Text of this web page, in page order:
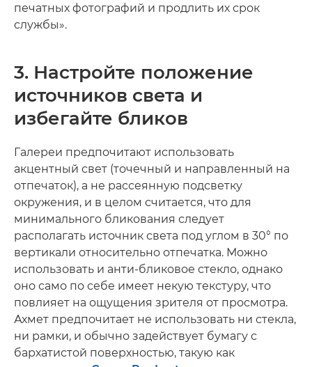
печатных фотографий и продлить их срок
службы».
3. Настройте положение
источников света и
избегайте бликов
Галереи предпочитают использовать
акцентный свет (точечный и направленный на
отпечаток), а не рассеянную подсветку
окружения, и в целом считается, что для
минимального бликования следует
располагать источник света под углом в 30° по
вертикали относительно отпечатка. Можно
использовать и анти-бликовое стекло, однако
оно само по себе имеет некую текстуру, что
повлияет на ощущения зрителя от просмотра.
Ахмет предпочитает не использовать ни стекла,
ни рамки, и обычно задействует бумагу с
бархатистой поверхностью, такую как